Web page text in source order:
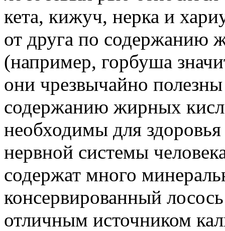
кета, кижуч, нерка и
от друга по содержанию
(например, горбуша
они чрезвычайно
содержанию жирных
необходимы для
нервной системы
содержат много
консервированный
отличным источником